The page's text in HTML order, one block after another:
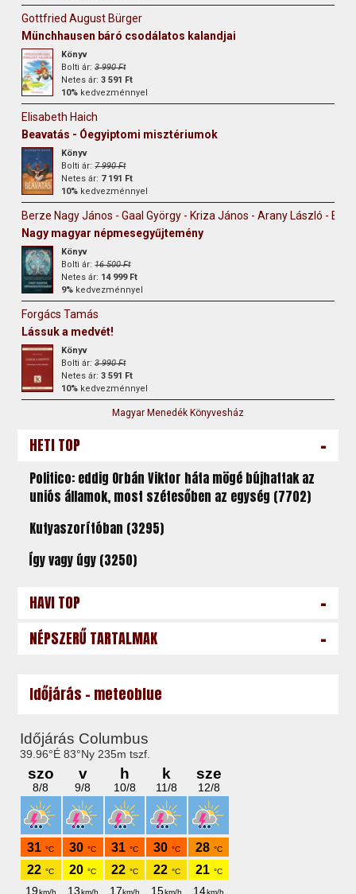
Gottfried August Bürger
Münchhausen báró csodálatos kalandjai
Könyv
Bolti ár:3 990 Ft
Netes ár:3 591 Ft
10% kedvezménnyel
Elisabeth Haich
Beavatás - Óegyiptomi misztériumok
Könyv
Bolti ár:7 990 Ft
Netes ár: 7 191 Ft
10% kedvezménnyel
Berze Nagy János - Gaal György - Kriza János - Arany László -
Nagy magyar népmesegyűjtemény
Könyv
Bolti ár:16 500 Ft
Netes ár: 14 999 Ft
9% kedvezménnyel
Forgács Tamás
Lássuk a medvét!
Könyv
Bolti ár:3 990 Ft
Netes ár:3 591 Ft
10% kedvezménnyel
Magyar Menedék Könyvesház
HETI TOP -
Politico: eddig Orbán Viktor háta mögé bújhattak az
uniós államok, most szétesőben az egység (7702)
Kutyaszorítóban (3295)
Így vagy úgy (3250)
HAVI TOP -
NÉPSZERŰ TARTALMAK -
Időjárás - meteoblue